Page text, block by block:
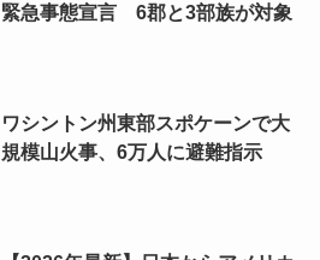
緊急事態宣言 6郡と3部族が対象
ワシントン州東部スポケーンで大
規模山火事、6万人に避難指示